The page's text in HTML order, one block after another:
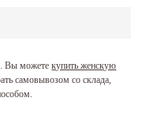
Вы можетекупить женскую
самовывозом со склада,